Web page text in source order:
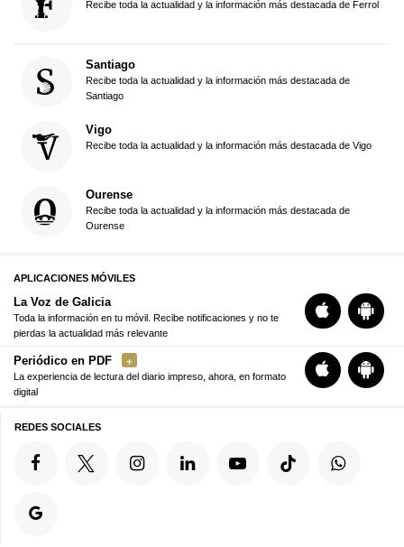
Recibe toda la actualidad y la información más destacada de Ferrol
Santiago
Recibe toda la actualidad y la información más destacada de
Santiago
Vigo
Recibe toda la actualidad y la información más destacada de Vigo
Ourense
Recibe toda la actualidad y la información más destacada de
Ourense
APLICACIONES MÓVILES
La Voz de Galicia
Toda la información en tu móvil. Recibe notificaciones y no te
pierdas la actualidad más relevante
Periódico en PDF
La experiencia de lectura del diario impreso, ahora, en formato
digital
REDES SOCIALES